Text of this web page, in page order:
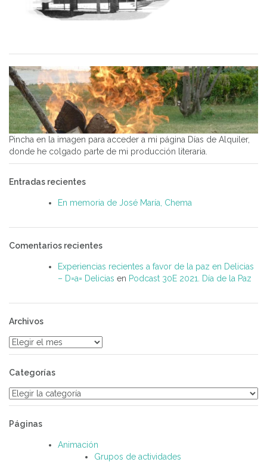
Pincha en la imagen para acceder a mi página Días de Alquiler,
donde he colgado parte de mi producción literaria.
Entradas recientes
En memoria de José María, Chema
Comentarios recientes
Experiencias recientes a favor de la paz en Delicias
– D=a= Delicias en Podcast 30E 2021. Día de la Paz
Archivos
Archivos
Categorías
Categorías
Páginas
Animación
Grupos de actividades